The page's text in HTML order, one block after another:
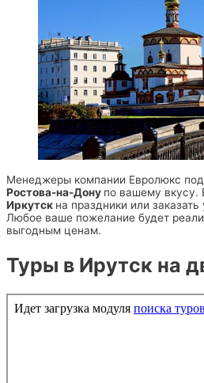
Менеджеры компании Евролюкс
Ростова-на-Дону по вашему вкусу.
Иркутск на праздники или
Любое ваше пожелание будет
выгодным ценам.
Туры в Ирутск на